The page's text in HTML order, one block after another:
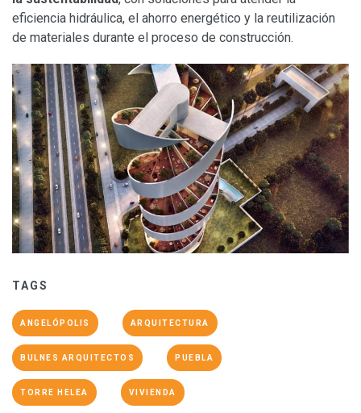
eficiencia hidráulica, el ahorro energético y la reutilización
de materiales durante el proceso de construcción.
TAGS
ANGELÓPOLIS ARQUITECTURA
BULNES ARQUITECTOS PUEBLA
TORRE HELEA VIVIENDA